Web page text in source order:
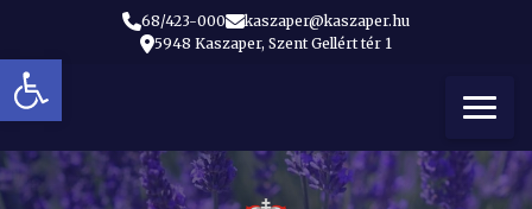
Eszköztár megnyitása
68/423-000
kaszaper@kaszaper.hu
5948 Kaszaper, Szent Gellért tér 1